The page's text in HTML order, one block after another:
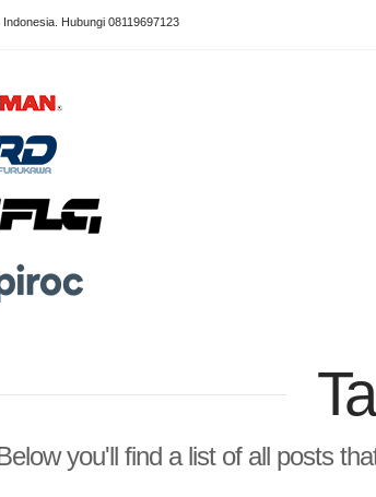
Hubungi 08119697123
you'll find a list of all posts